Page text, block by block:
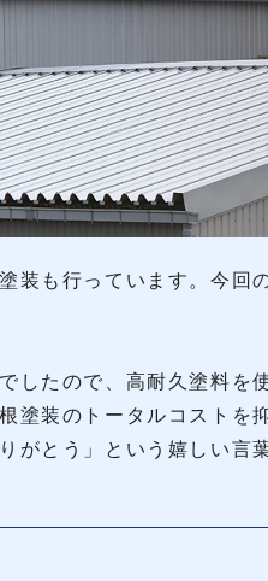
装も行っています。今回
したので、高耐久塗料を
塗装のトータルコストを
がとう」という嬉しい言